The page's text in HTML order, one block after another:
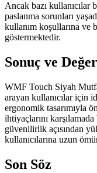
Ancak bazı kullanıcılar
paslanma sorunları
kullanım koşullarına ve
göstermektedir.
Sonuç ve
WMF Touch Siyah
arayan kullanıcılar için
ergonomik tasarımıyla
ihtiyaçlarını
güvenilirlik açısından
kullanıcılarına uzun
Son Söz